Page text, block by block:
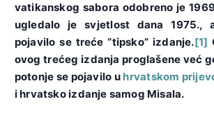
vatikanskog sabora odobreno je
ugledalo je svjetlost dana 1975.,
pojavilo se treće “tipsko” izdanje.[1]
ovog trećeg izdanja proglašene već
potonje se pojavilo u hrvatskom
i hrvatsko izdanje samog Misala.